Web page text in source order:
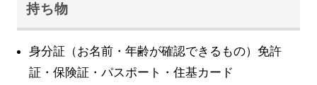
持ち物
身分証（お名前・年齢が確認できるもの）免許
証・保険証・パスポート・住基カード